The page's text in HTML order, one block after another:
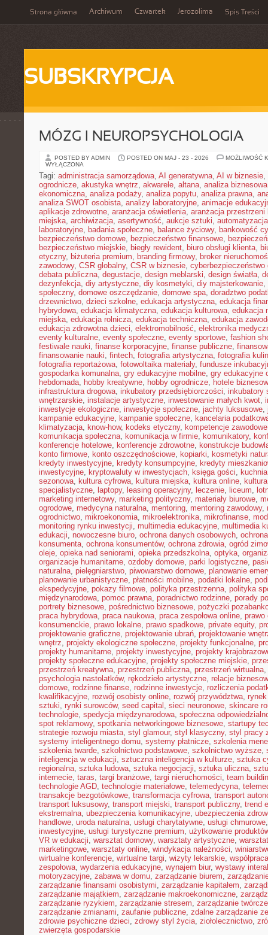
Strona główna Archiwum Czwartek Jerozolima Spis Treści
SUBSKRYPCJA
MÓZG I NEUROPSYCHOLOGIA
POSTED BY ADMIN POSTED ON MAJ - 23 - 2026
MOŻLIWOŚĆ
WYŁĄCZONA
Tagi: administracja samorządowa, AI generatywna, AI w biznesie,
ogrodnicze, akustyka wnętrz, akwarele, altana, analiza biznesowa
ekonomiczna, analiza podaży, analiza popytu, analiza prawna,
analiza SWOT osobista, analizy laboratoryjne, animacje
aplikacje zdrowotne, aranżacja oświetlenia, aranżacja przestrzeni
miejska, archiwizacja, asertywność, aukcje sztuki,
laboratoryjne, badania społeczne, balance życiowy, bankowość
bezpieczeństwo domowe, bezpieczeństwo finansowe,
bezpieczeństwo miejskie, biegły rewident, biuro obsługi klienta,
etyczny, biżuteria premium, branding firmowy, broker
zawodowy, CSR globalny, CSR w biznesie, cyberbezpieczeństwo
debata publiczna, degustacje, design meblarski, design światła,
dezynfekcja, diy artystyczne, diy kosmetyki, diy majsterkowanie,
społeczny, domowe oszczędzanie, domowe spa, doradztwo
drzewnictwo, dzieci szkolne, edukacja artystyczna, edukacja
hybrydowa, edukacja klimatyczna, edukacja kulturowa, edukacja
miejska, edukacja rolnicza, edukacja techniczna, edukacja
edukacja zdrowotna dzieci, elektromobilność, elektronika
eventy kulturalne, eventy społeczne, eventy sportowe, fashion
festiwale nauki, finanse korporacyjne, finanse publiczne,
finansowanie nauki, fintech, fotografia artystyczna, fotografia
fotografia reportażowa, fotowoltaika materiały, fundusze
gospodarka komunalna, gry edukacyjne mobilne, gry edukacyjne
hebdomada, hobby kreatywne, hobby ogrodnicze, hotele
infrastruktura drogowa, inkubatory przedsiębiorczości, inkubatory
wnętrzarskie, instalacje artystyczne, inwestowanie małych kwot,
inwestycje ekologiczne, inwestycje społeczne, jachty luksusowe,
kampanie edukacyjne, kampanie społeczne, kancelaria
klimatyzacja, know-how, kodeks etyczny, kompetencje zawodowe
komunikacja społeczna, komunikacja w firmie, komunikatory,
konferencje hotelowe, konferencje zdrowotne, konstrukcje
konto firmowe, konto oszczędnościowe, kopiarki, kosmetyki
kredyty inwestycyjne, kredyty konsumpcyjne, kredyty
inwestycyjne, kryptowaluty w inwestycjach, księga gości,
sezonowa, kultura cyfrowa, kultura miejska, kultura online,
specjalistyczne, laptopy, leasing operacyjny, leczenie, liceum,
marketing internetowy, marketing polityczny, materiały biurowe,
ogrodowe, medycyna naturalna, mentoring, mentoring zawodowy,
ogrodnictwo, mikroekonomia, mikroelektronika, mikrofinanse,
monitoring rynku inwestycji, multimedia edukacyjne, multimedia
edukacji, nowoczesne biuro, ochrona danych osobowych,
konsumenta, ochrona konsumentów, ochrona zdrowia, ogród
oleje, opieka nad seniorami, opieka przedszkolna, optyka,
organizacje humanitarne, ozdoby domowe, parki logistyczne,
naturalna, pielęgniarstwo, piwowarstwo domowe, planowanie
planowanie urbanistyczne, płatności mobilne, podatki lokalne,
ekspedycyjne, pokazy filmowe, polityka przestrzenna, polityka
międzynarodowa, pomoc prawna, poradnictwo rodzinne, porady
portrety biznesowe, pośrednictwo biznesowe, pożyczki
praca hybrydowa, praca naukowa, praca zespołowa online, prawo
konsumenckie, prawo lokalne, prawo spadkowe, private equity,
projektowanie graficzne, projektowanie ubrań, projektowanie
wnętrz, projekty ekologiczne społeczne, projekty funkcjonalne,
projekty humanitarne, projekty inwestycyjne, projekty
projekty społeczne edukacyjne, projekty społeczne miejskie,
przestrzeń kreatywna, przestrzeń publiczna, przestrzeń wirtualna,
psychologia nastolatków, rękodzieło artystyczne, relacje
domowe, rodzinne finanse, rodzinne inwestycje, rozliczenia
kwalifikacyjne, rozwój osobisty online, rozwój przywództwa,
sztuki, rynki surowców, seed capital , sieci neuronowe, skincare
technologie, spedycja międzynarodowa, społeczna
spot reklamowy, spotkania networkingowe biznesowe, startupy
strategie rozwoju miasta, styl glamour, styl klasyczny, styl pracy
systemy inteligentnego domu, systemy płatnicze, szkolenia
szkolenia twarde, szkolnictwo podstawowe, szkolnictwo wyższe,
inteligencja w edukacji, sztuczna inteligencja w kulturze, sztuka
regionalna, sztuka ludowa, sztuka negocjacji, sztuka uliczna,
internecie, taras, targi branżowe, targi nieruchomości, team
technologie AGD, technologie materiałowe, telemedycyna,
transakcje bezgotówkowe, transformacja cyfrowa, transport
transport luksusowy, transport miejski, transport publiczny, trend
ekstremalna, ubezpieczenia komunikacyjne, ubezpieczenia
handlowe, uroda naturalna, usługi charytatywne, usługi chmurowe
inwestycyjne, usługi turystyczne premium, użytkowanie
VR w edukacji, warsztat domowy, warsztaty artystyczne,
marketingowe, warsztaty online, windykacja należności,
wirtualne konferencje, wirtualne targi, wizyty lekarskie,
zespołowa, wydarzenia edukacyjne, wynajem biur, wystawy
motoryzacyjne, zabawa w domu, zarządzanie biurem,
zarządzanie finansami osobistymi, zarządzanie kapitałem,
zarządzanie majątkiem, zarządzanie makroekonomiczne,
zarządzanie ryzykiem, zarządzanie stresem, zarządzanie twórcze
zarządzanie zmianami, zaufanie publiczne, zdalne zarządzanie
zdrowie psychiczne dzieci, zdrowy styl życia, ziołolecznictwo,
zwierzęta gospodarskie